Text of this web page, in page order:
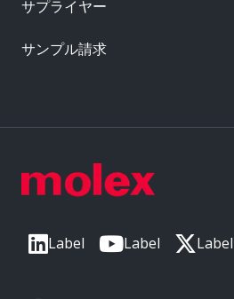
Label Label Label
サプライヤー
サンプル請求